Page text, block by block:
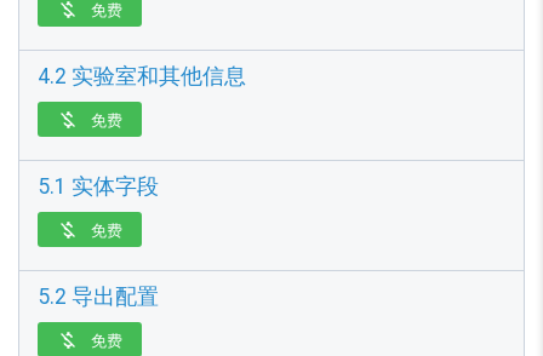
 免费
4.2 实验室和其他信息
 免费
5.1 实体字段
 免费
5.2 导出配置
 免费